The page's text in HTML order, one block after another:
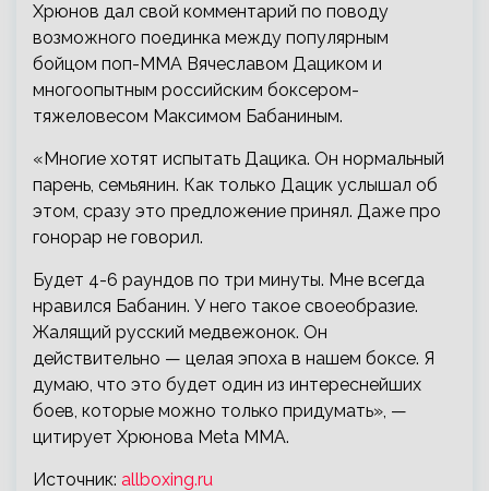
Хрюнов дал свой комментарий по поводу
возможного поединка между популярным
бойцом поп-ММА Вячеславом Дациком и
многоопытным российским боксером-
тяжеловесом Максимом Бабаниным.
«Многие хотят испытать Дацика. Он нормальный
парень, семьянин. Как только Дацик услышал об
этом, сразу это предложение принял. Даже про
гонорар не говорил.
Будет 4-6 раундов по три минуты. Мне всегда
нравился Бабанин. У него такое своеобразие.
Жалящий русский медвежонок. Он
действительно — целая эпоха в нашем боксе. Я
думаю, что это будет один из интереснейших
боев, которые можно только придумать», —
цитирует Хрюнова Meta MMA.
Источник: allboxing.ru